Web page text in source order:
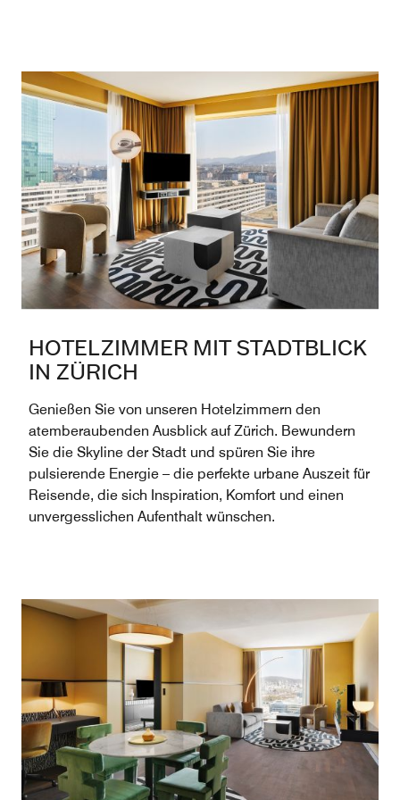
HOTELZIMMER MIT STADTBLICK
IN ZÜRICH
Genießen Sie von unseren Hotelzimmern den
atemberaubenden Ausblick auf Zürich. Bewundern
Sie die Skyline der Stadt und spüren Sie ihre
pulsierende Energie – die perfekte urbane Auszeit für
Reisende, die sich Inspiration, Komfort und einen
unvergesslichen Aufenthalt wünschen.